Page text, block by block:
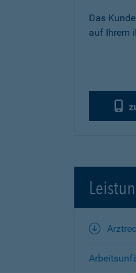
Das
auf Ihrem